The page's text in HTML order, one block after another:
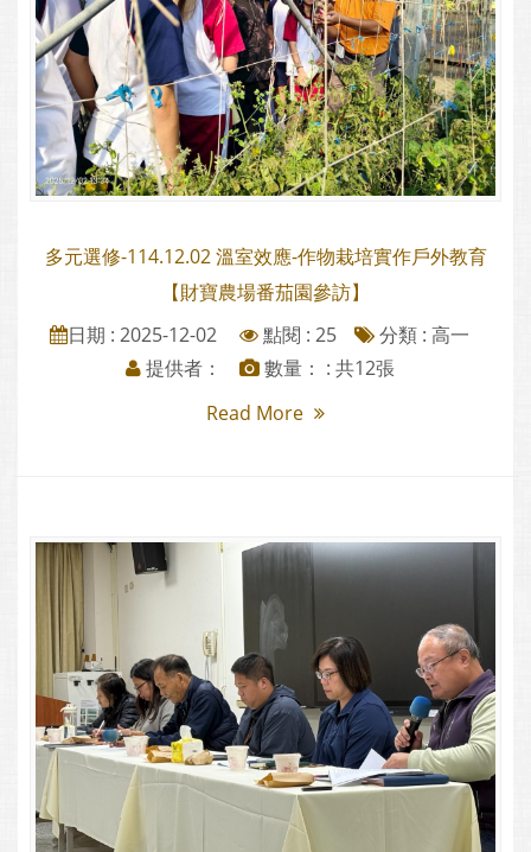
多元選修-114.12.02 溫室效應-作物栽培實作戶外教育
【財寶農場番茄園參訪】
日期 : 2025-12-02
點閱 : 25 分類 : 高一
提供者：
數量： : 共12張
Read More